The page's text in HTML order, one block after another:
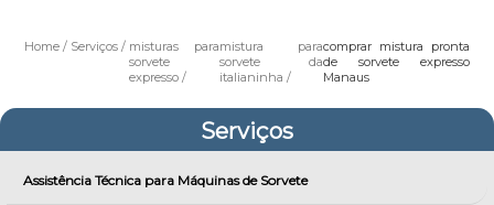
Home Serviços
misturas para
sorvete
expresso
mistura para
sorvete da
italianinha
comprar mistura pronta
de sorvete expresso
Manaus
Serviços
Assistência Técnica para Máquinas de Sorvete